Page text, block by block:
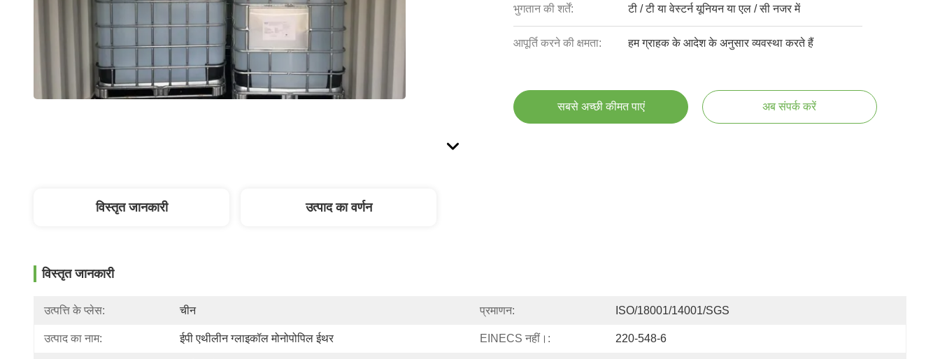
भुगतान की शर्तें: टी / टी या वेस्टर्न यूनियन या एल / सी नजर में
आपूर्ति करने की क्षमता: हम ग्राहक के आदेश के अनुसार व्यवस्था करते हैं
सबसे अच्छी कीमत पाएं अब संपर्क करें
विस्तृत जानकारी उत्पाद का वर्णन
विस्तृत जानकारी
उत्पत्ति के प्लेस: चीन प्रमाणन: ISO/18001/14001/SGS
उत्पाद का नाम: ईपी एथीलीन ग्लाइकॉल मोनोपोपिल ईथर EINECS नहीं।: 220-548-6